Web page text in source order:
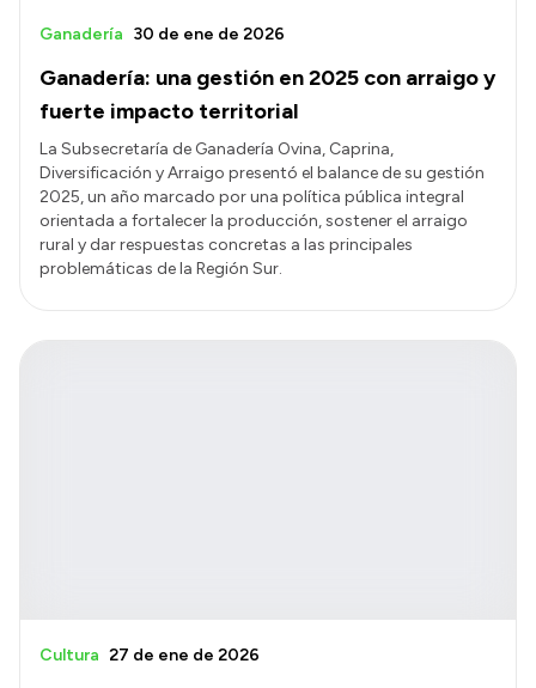
Ganadería: una gestión en 2025 con arraigo y
fuerte impacto territorial
Ganadería 30 de ene de 2026
La Subsecretaría de Ganadería Ovina, Caprina,
Diversificación y Arraigo presentó el balance de su gestión
2025, un año marcado por una política pública integral
orientada a fortalecer la producción, sostener el arraigo
rural y dar respuestas concretas a las principales
problemáticas de la Región Sur.
Cultura 27 de ene de 2026